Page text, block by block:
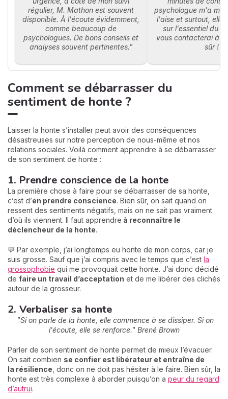
régulier, M. Mathon est souvent
disponible. À l'écoute évidemment,
comme beaucoup de
psychologues. De bons conseils et
analyses souvent pertinentes."
psychologue m'a
l'aise et surtout, elle
sur l'essentiel du
vous contacterai à
sûr !"
Comment se débarrasser du
sentiment de honte ?
Laisser la honte s’installer peut avoir des conséquences
désastreuses sur notre perception de nous-même et nos
relations sociales. Voilà comment apprendre à se débarrasser
de son sentiment de honte :
1. Prendre conscience de la honte
La première chose à faire pour se débarrasser de sa honte,
c’est d’en prendre conscience. Bien sûr, on sait quand on
ressent des sentiments négatifs, mais on ne sait pas vraiment
d’où ils viennent. Il faut apprendre à reconnaître le
déclencheur de la honte.
💬 Par exemple, j’ai longtemps eu honte de mon corps, car je
suis grosse. Sauf que j’ai compris avec le temps que c’est la
grossophobie qui me provoquait cette honte. J’ai donc décidé
de faire un travail d’acceptation et de me libérer des clichés
autour de la grosseur.
2. Verbaliser sa honte
"Si on parle de la honte, elle commence à se dissiper. Si on
l'écoute, elle se renforce." Brené Brown
Parler de son sentiment de honte permet de mieux l’évacuer.
On sait combien se confier est libérateur et entraîne de
la résilience , donc on ne doit pas hésiter à le faire. Bien sûr, la
honte est très complexe à aborder puisqu’on a peur du regard
d’autrui.